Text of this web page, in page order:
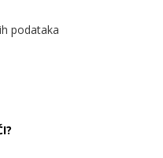
podataka